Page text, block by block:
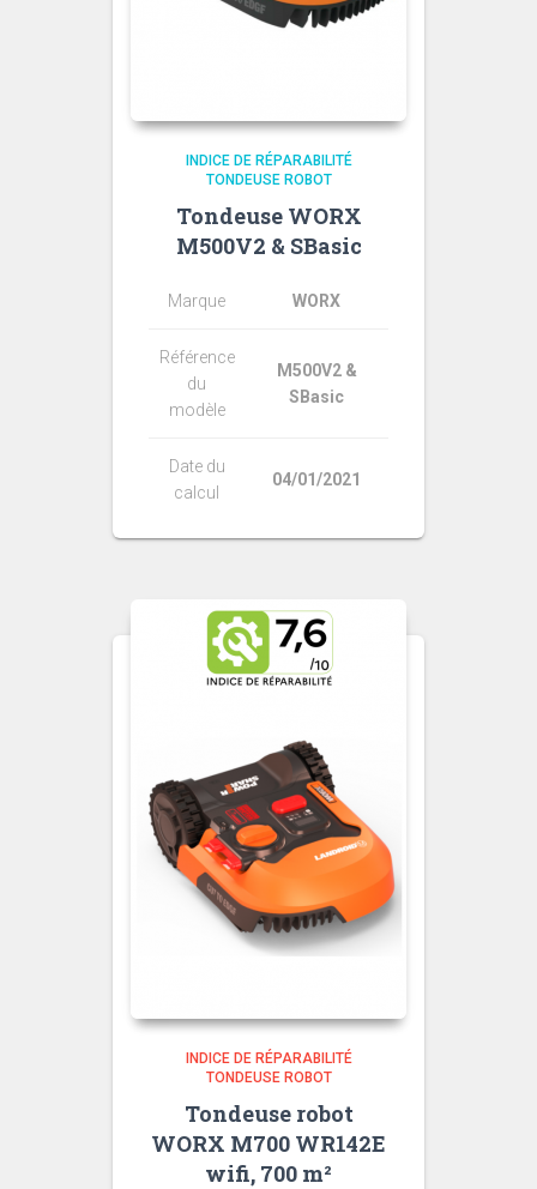
INDICE DE RÉPARABILITÉ
TONDEUSE ROBOT
Tondeuse WORX
M500V2 & SBasic
Marque WORX
Référence
du
modèle
M500V2 &
SBasic
Date du
calcul
04/01/2021
INDICE DE RÉPARABILITÉ
TONDEUSE ROBOT
Tondeuse robot
WORX M700 WR142E
wifi, 700 m²